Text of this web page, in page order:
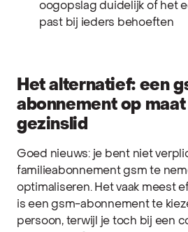
oogopslag duidelijk of het
past bij ieders behoeften
Het alternatief: een
abonnement op
gezinslid
Goed nieuws: je bent niet
familieabonnement gsm te
optimaliseren. Het vaak meest
is een gsm-abonnement te
persoon, terwijl je toch bij een